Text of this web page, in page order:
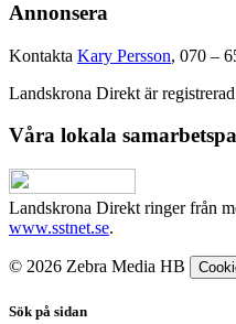
Annonsera
Kontakta Kary Persson, 070 –
Landskrona Direkt är
Våra lokala
Landskrona Direkt ringer från
www.sstnet.se.
© 2026 Zebra Media HB
Sök på sidan